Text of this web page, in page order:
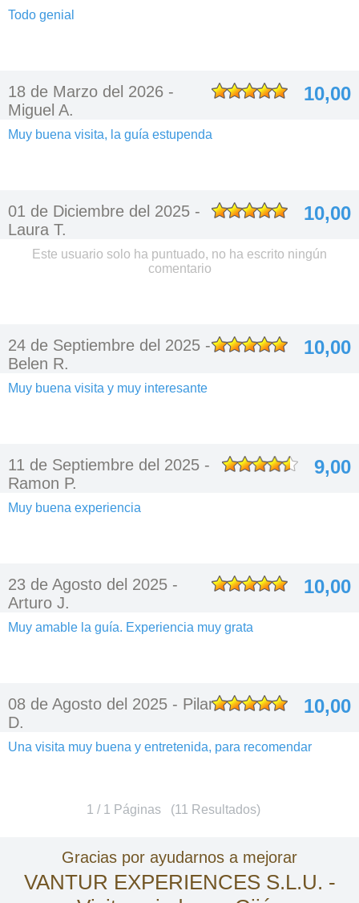
Todo genial
18 de Marzo del 2026 -
Miguel A.
10,00
Muy buena visita, la guía estupenda
01 de Diciembre del 2025 -
Laura T.
10,00
Este usuario solo ha puntuado, no ha escrito ningún
comentario
24 de Septiembre del 2025 -
Belen R.
10,00
Muy buena visita y muy interesante
11 de Septiembre del 2025 -
Ramon P.
9,00
Muy buena experiencia
23 de Agosto del 2025 -
Arturo J.
10,00
Muy amable la guía. Experiencia muy grata
08 de Agosto del 2025 - Pilar
D.
10,00
Una visita muy buena y entretenida, para recomendar
1 / 1 Páginas (11 Resultados)
Gracias por ayudarnos a mejorar
VANTUR EXPERIENCES S.L.U. -